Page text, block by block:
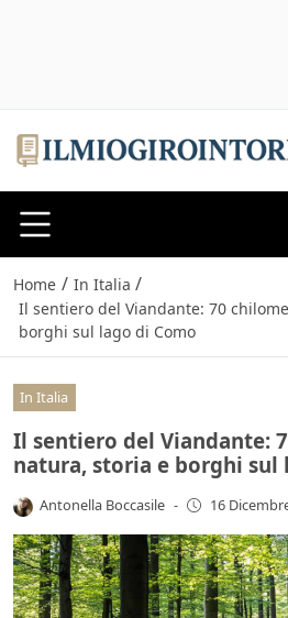
Home / In Italia /
Il sentiero del Viandante: 70
borghi sul lago di Como
In Italia
Il sentiero del Viandante:
natura, storia e borghi sul
Antonella Boccasile - 16